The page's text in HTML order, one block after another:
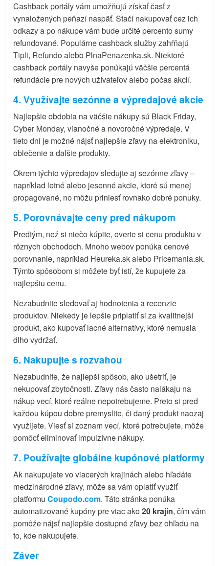
Cashback portály vám umožňujú získať časť z
vynaložených peňazí naspäť. Stačí nakupovať cez ich
odkazy a po nákupe vám bude určité percento sumy
refundované. Populárne cashback služby zahŕňajú
Tipli, Refundo alebo PlnaPenazenka.sk. Niektoré
cashback portály navyše ponúkajú väčšie percentá
refundácie pre nových užívateľov alebo počas akcií.
4. Využívajte sezónne a výpredajové akcie
Najlepšie obdobia na väčšie nákupy sú Black Friday,
Cyber Monday, vianočné a novoročné výpredaje. V
tieto dni je možné nájsť najlepšie zľavy na elektroniku,
oblečenie a dalšie produkty.
Okrem týchto výpredajov sledujte aj sezónne zľavy –
napríklad letné alebo jesenné akcie, ktoré sú menej
propagované, no môžu priniesť rovnako dobré ponuky.
5. Porovnávajte ceny pred nákupom
Predtým, než si niečo kúpite, overte si cenu produktu v
rôznych obchodoch. Mnoho webov ponúka cenové
porovnanie, napríklad Heureka.sk alebo Pricemania.sk.
Týmto spôsobom si môžete byť istí, že kupujete za
najlepšiu cenu.
Nezabudnite sledovať aj hodnotenia a recenzie
produktov. Niekedy je lepšie priplatiť si za kvalitnejší
produkt, ako kupovať lacné alternatívy, ktoré nemusia
dlho vydržať.
6. Nakupujte s rozvahou
Nezabudnite, že najlepší spôsob, ako ušetriť, je
nekupovať zbytočnosti. Zľavy nás často nalákaju na
nákup vecí, ktoré reálne nepotrebujeme. Preto si pred
každou kúpou dobre premyslite, či daný produkt naozaj
využijete. Viesť si zoznam vecí, ktoré potrebujete, môže
pomôcť eliminovať impulzívne nákupy.
7. Používajte globálne kupónové platformy
Ak nakupujete vo viacerých krajinách alebo hľadáte
medzinárodné zľavy, môže sa vám oplatiť využiť
platformu Coupodo.com. Táto stránka ponúka
automatizované kupóny pre viac ako 20 krajín, čím vám
pomôže nájsť najlepšie dostupné zľavy bez ohľadu na
to, kde nakupujete.
Záver